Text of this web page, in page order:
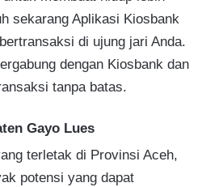
sekarang Aplikasi Kiosbank
di ujung jari Anda.
dengan Kiosbank dan
tanpa batas.
Gayo Lues
terletak di Provinsi Aceh,
potensi yang dapat